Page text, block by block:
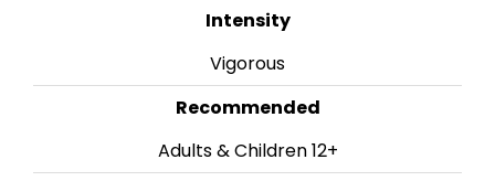
Intensity
Vigorous
Recommended
Adults & Children 12+